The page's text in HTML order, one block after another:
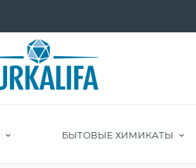
БЫТОВЫЕ ХИМИКАТЫ